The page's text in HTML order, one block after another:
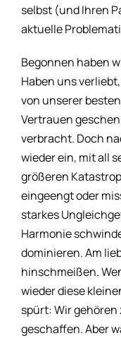
selbst (und Ihren
aktuelle
Begonnen haben
Haben uns
von unserer
Vertrauen
verbracht. Doch
wieder ein, mit all
größeren
eingeengt oder
starkes
Harmonie
dominieren. Am
hinschmeißen.
wieder diese
spürt: Wir
geschaffen. Aber